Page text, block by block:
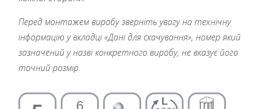
Перед монтажем виробу зверніть увагу на технічну
інформацію у вкладці «Дані для скачування», номер який
зазначений у назві конкретного виробу, не вказує його
точний розмір.